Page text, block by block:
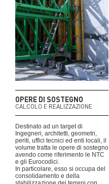
OPERE DI SOSTEGNO
CALCOLO E REALIZZAZIONE
Destinato ad un target di
Ingegneri, architetti, geometri,
periti, uffici tecnici ed enti locali, il
volume tratta le opere di sostegno
avendo come riferimento le NTC
e gli Eurocodici.
In particolare, esso si occupa del
consolidamento e della